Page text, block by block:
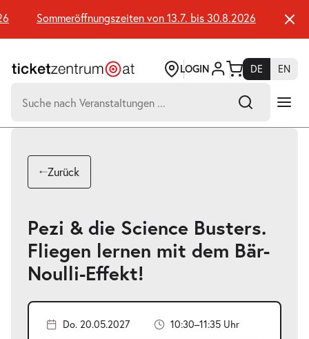
Seiteninhalt
springen
Sommeröffnungszeiten von 13.7. bis 30.8.2026
LOGIN DE
EN
nach:
Suchtreffer:
Zurück
Pezi & die Science Busters.
Fliegen lernen mit dem Bär-
Noulli-Effekt!
Do. 20.05.2027 10:30–11:35 Uhr